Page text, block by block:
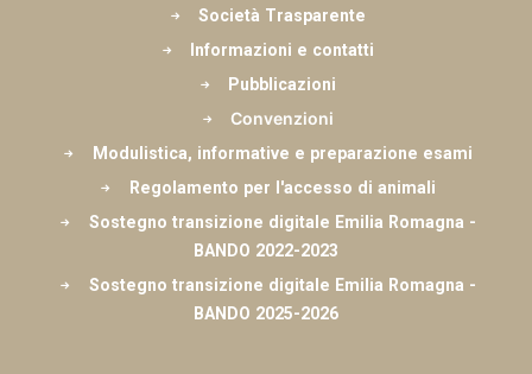
Società Trasparente
Informazioni e contatti
Pubblicazioni
Convenzioni
Modulistica, informative e preparazione esami
Regolamento per l'accesso di animali
Sostegno transizione digitale Emilia Romagna -
BANDO 2022-2023
Sostegno transizione digitale Emilia Romagna -
BANDO 2025-2026